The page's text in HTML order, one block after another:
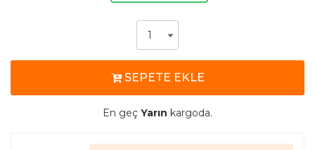
SEPETE EKLE
En geç Yarın kargoda.